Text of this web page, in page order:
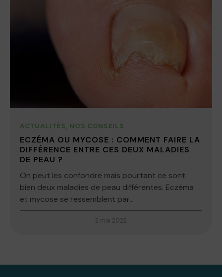
ACTUALITÉS, NOS CONSEILS
ECZÉMA OU MYCOSE : COMMENT FAIRE LA
DIFFÉRENCE ENTRE CES DEUX MALADIES
DE PEAU ?
On peut les confondre mais pourtant ce sont
bien deux maladies de peau différentes. Eczéma
et mycose se ressemblent par...
2 mai 2022